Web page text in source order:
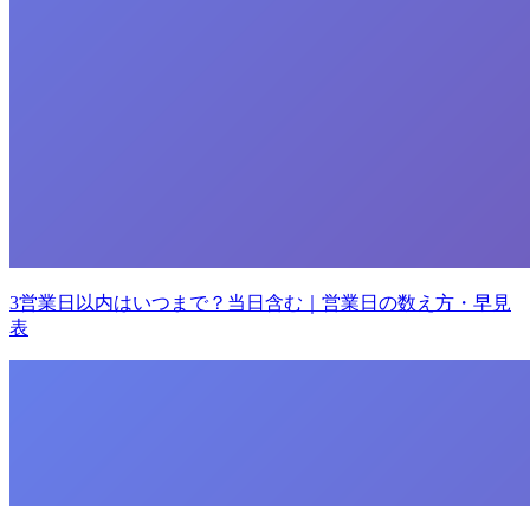
3営業日以内はいつまで？当日含む｜営業日の数え方・早見
表